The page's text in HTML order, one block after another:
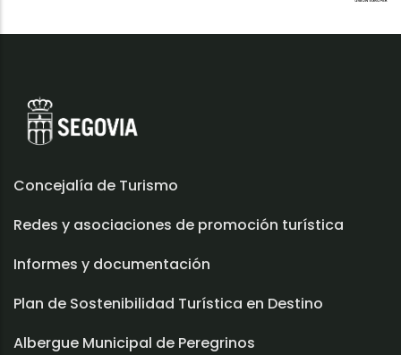
Concejalía de Turismo
Redes y asociaciones de promoción turística
Informes y documentación
Plan de Sostenibilidad Turística en Destino
Albergue Municipal de Peregrinos